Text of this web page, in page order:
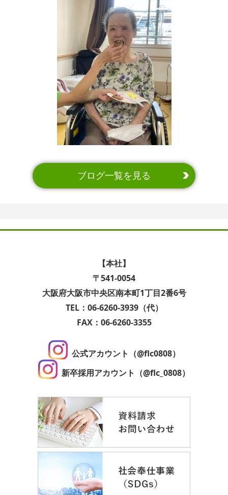
ブログ一覧を見る
【本社】
〒541-0054
大阪府大阪市中央区南本町1丁目2番6号
TEL：06-6260-3939（代）
FAX：06-6260-3355
公式アカウント（@flc0808）
新卒採用アカウント（@flc_0808）